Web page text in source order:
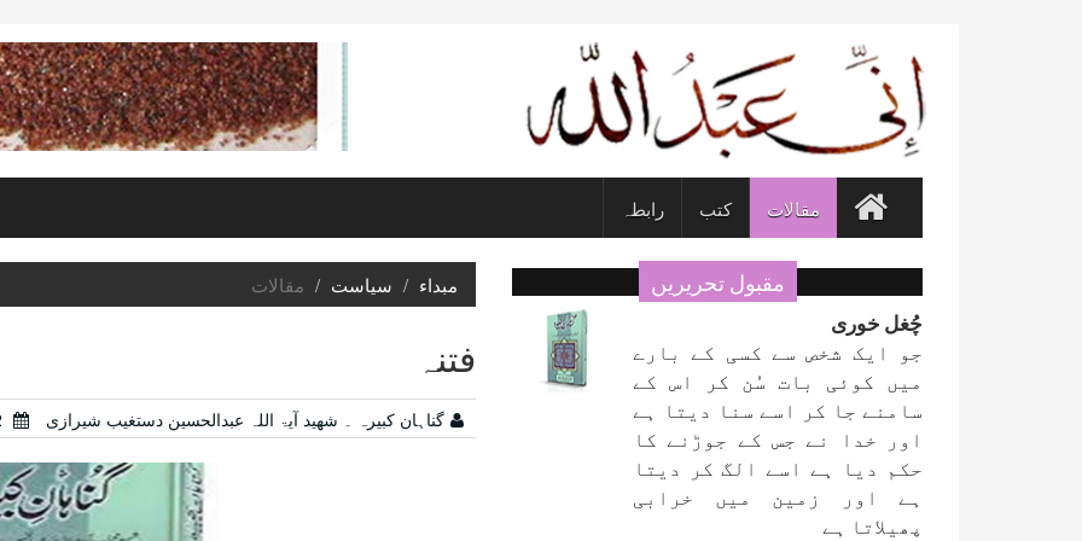
مقالات کتب رابطہ
مبداء سیاست مقالات
فتنہ
گناہان کبیرہ ۔ شھید آیۃ اللہ عبدالحسین دستغیب شیرازی
مقبول تحریریں
چُغل خوری
جو ایک شخص سے کسی کے بارے
میں کوئی بات سُن کر اس کے
سامنے جا کر اسے سنا دیتا ہے
اور خدا نے جس کے جوڑنے کا
حکم دیا ہے اسے الگ کر دیتا
ہے اور زمین میں خرابی
پھیلاتا ہے